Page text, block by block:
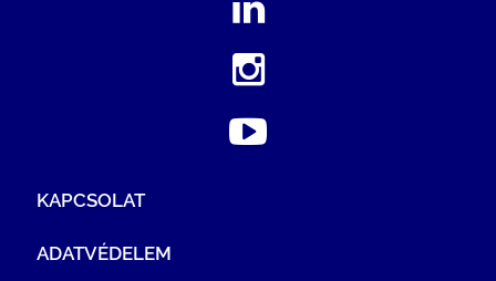
KAPCSOLAT
ADATVÉDELEM